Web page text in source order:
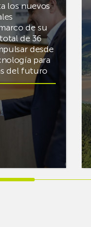
los nuevos
de su
de 36
desde
para
del futuro